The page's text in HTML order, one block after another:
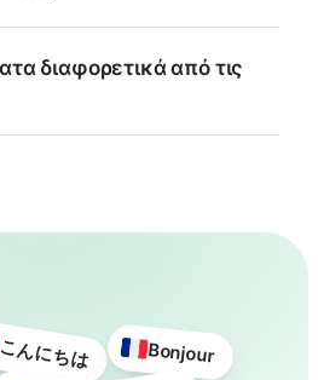
διαφορετικά από τις
こんにちは Bonjour